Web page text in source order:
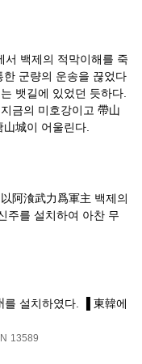
서 백제의 적막이해를 죽
군량의 운송을 끊었다
뱃길에 있었던 듯하다.
금의 미호강이고 帶山
城이 어울린다.
阿湌武力爲軍主 백제의
주를 설치하여 아찬 무
를 설치하였다. ▐ 東韓에
13589